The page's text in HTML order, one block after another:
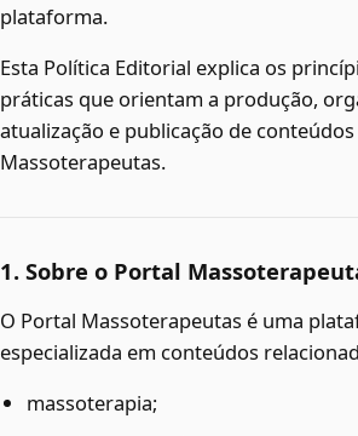
plataforma.
Esta Política Editorial explica os
práticas que orientam a produção,
atualização e publicação de
Massoterapeutas.
1. Sobre o Portal
O Portal Massoterapeutas é uma
especializada em conteúdos
massoterapia;